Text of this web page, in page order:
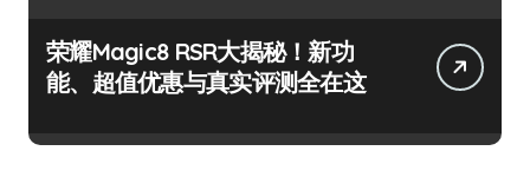
荣耀Magic8 RSR大揭秘！新功
能、超值优惠与真实评测全在这